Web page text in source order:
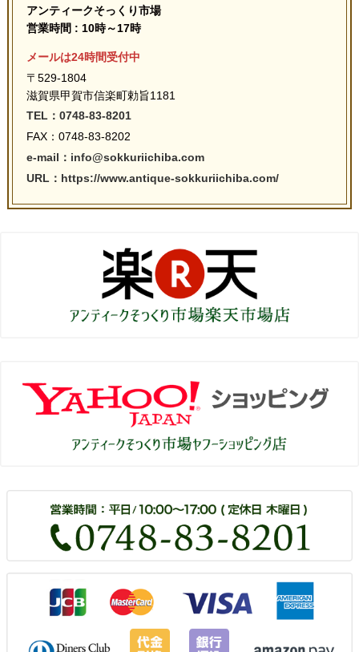
アンティークそっくり市場
営業時間 : 10時～17時
メールは24時間受付中
〒529-1804
滋賀県甲賀市信楽町勅旨1181
TEL：0748-83-8201
FAX：0748-83-8202
e-mail：info@sokkuriichiba.com
URL：https://www.antique-sokkuriichiba.com/